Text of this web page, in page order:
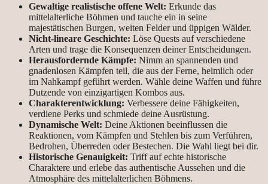
Gewaltige realistische offene Welt: Erkunde das
mittelalterliche Böhmen und tauche ein in seine
majestätischen Burgen, weiten Felder und üppigen Wälder.
Nicht-lineare Geschichte: Löse Quests auf verschiedene
Arten und trage die Konsequenzen deiner Entscheidungen.
Herausfordernde Kämpfe: Nimm an spannenden und
gnadenlosen Kämpfen teil, die aus der Ferne, heimlich oder
im Nahkampf geführt werden. Wähle deine Waffen und führe
Dutzende von einzigartigen Kombos aus.
Charakterentwicklung: Verbessere deine Fähigkeiten,
verdiene Perks und schmiede deine Ausrüstung.
Dynamische Welt: Deine Aktionen beeinflussen die
Reaktionen, vom Kämpfen und Stehlen bis zum Verführen,
Bedrohen, Überreden oder Bestechen. Die Wahl liegt bei dir.
Historische Genauigkeit: Triff auf echte historische
Charaktere und erlebe das authentische Aussehen und die
Atmosphäre des mittelalterlichen Böhmens.